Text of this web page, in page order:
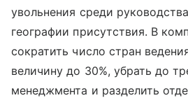
увольнения среди
географии присутствия. В
сократить число стран
величину до 30%, убрать до
менеджмента и разделить